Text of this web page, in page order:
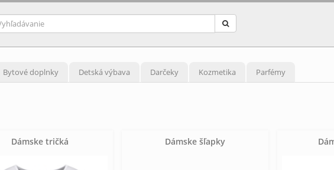
Bytové doplnky Detská výbava Darčeky Kozmetika Parfémy
Dámske tričká Dámske šľapky